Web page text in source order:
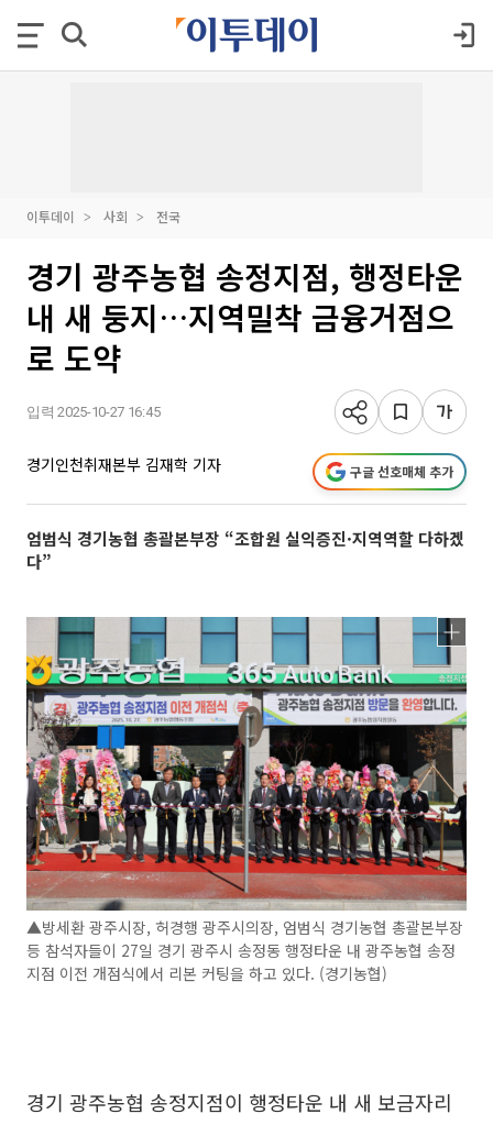
이투데이 사회 전국
경기 광주농협 송정지점, 행정타운
내 새 둥지…지역밀착 금융거점으
로 도약
입력 2025-10-27 16:45
경기인천취재본부 김재학 기자 구글 선호매체 추가
엄범식 경기농협 총괄본부장 “조합원 실익증진·지역역할 다하겠
다”
▲방세환 광주시장, 허경행 광주시의장, 엄범식 경기농협 총괄본부장
등 참석자들이 27일 경기 광주시 송정동 행정타운 내 광주농협 송정
지점 이전 개점식에서 리본 커팅을 하고 있다. (경기농협)
경기 광주농협 송정지점이 행정타운 내 새 보금자리